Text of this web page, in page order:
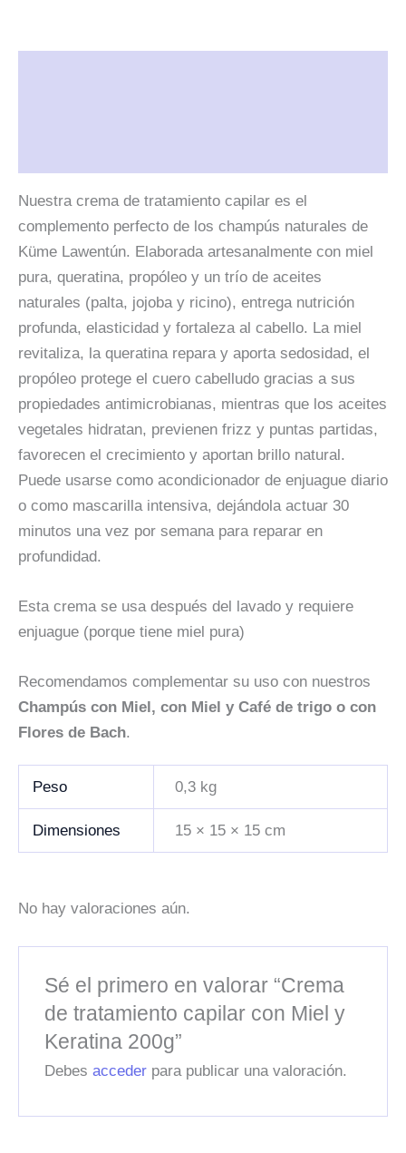
cantidad
Nuestra crema de tratamiento capilar es el
complemento perfecto de los champús naturales de
Küme Lawentún. Elaborada artesanalmente con miel
pura, queratina, propóleo y un trío de aceites
naturales (palta, jojoba y ricino), entrega nutrición
profunda, elasticidad y fortaleza al cabello. La miel
revitaliza, la queratina repara y aporta sedosidad, el
propóleo protege el cuero cabelludo gracias a sus
propiedades antimicrobianas, mientras que los aceites
vegetales hidratan, previenen frizz y puntas partidas,
favorecen el crecimiento y aportan brillo natural.
Puede usarse como acondicionador de enjuague diario
o como mascarilla intensiva, dejándola actuar 30
minutos una vez por semana para reparar en
profundidad.
Esta crema se usa después del lavado y requiere
enjuague (porque tiene miel pura)
Recomendamos complementar su uso con nuestros
Champús con Miel, con Miel y Café de trigo o con
Flores de Bach.
Peso 0,3 kg
Dimensiones 15 × 15 × 15 cm
No hay valoraciones aún.
Sé el primero en valorar “Crema
de tratamiento capilar con Miel y
Keratina 200g”
Debesacceder para publicar una valoración.